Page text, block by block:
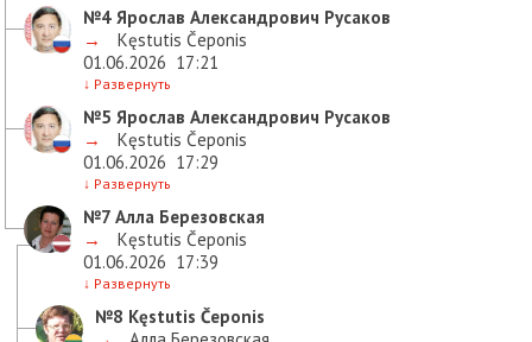
№4 Ярослав Александрович Русаков
→
Kęstutis Čeponis
01.06.2026 17:21
↓ Развернуть
№5 Ярослав Александрович Русаков
→
Kęstutis Čeponis
01.06.2026 17:29
↓ Развернуть
№7 Алла Березовская
→
Kęstutis Čeponis
01.06.2026 17:39
↓ Развернуть
№8 Kęstutis Čeponis